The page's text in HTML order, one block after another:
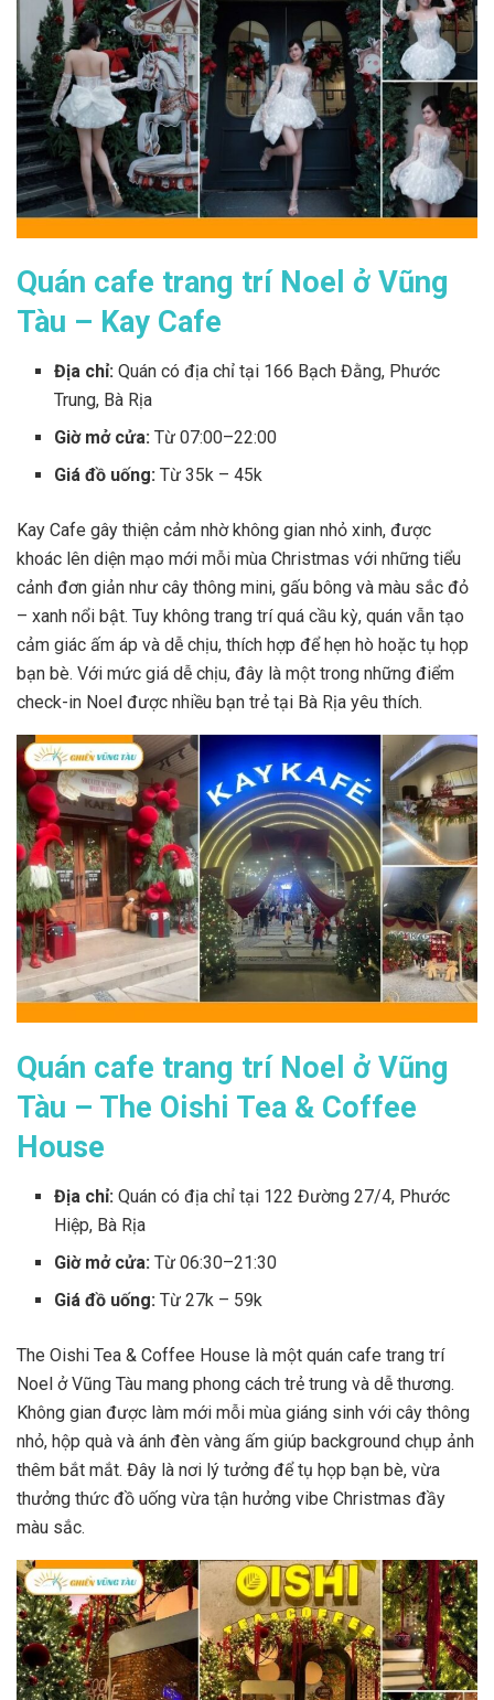
Quán cafe trang trí Noel ở Vũng
Tàu – Kay Cafe
Địa chỉ: Quán có địa chỉ tại 166 Bạch Đằng, Phước
Trung, Bà Rịa
Giờ mở cửa:Từ 07:00–22:00
Giá đồ uống:Từ 35k – 45k
Kay Cafe gây thiện cảm nhờ không gian nhỏ xinh, được
khoác lên diện mạo mới mỗi mùa Christmas với những tiểu
cảnh đơn giản như cây thông mini, gấu bông và màu sắc đỏ
– xanh nổi bật. Tuy không trang trí quá cầu kỳ, quán vẫn tạo
cảm giác ấm áp và dễ chịu, thích hợp để hẹn hò hoặc tụ họp
bạn bè. Với mức giá dễ chịu, đây là một trong những điểm
check-in Noel được nhiều bạn trẻ tại Bà Rịa yêu thích.
Quán cafe trang trí Noel ở Vũng
Tàu – The Oishi Tea & Coffee
House
Địa chỉ: Quán có địa chỉ tại 122 Đường 27/4, Phước
Hiệp, Bà Rịa
Giờ mở cửa:Từ 06:30–21:30
Giá đồ uống:Từ 27k – 59k
The Oishi Tea & Coffee House là một quán cafe trang trí
Noel ở Vũng Tàu mang phong cách trẻ trung và dễ thương.
Không gian được làm mới mỗi mùa giáng sinh với cây thông
nhỏ, hộp quà và ánh đèn vàng ấm giúp background chụp ảnh
thêm bắt mắt. Đây là nơi lý tưởng để tụ họp bạn bè, vừa
thưởng thức đồ uống vừa tận hưởng vibe Christmas đầy
màu sắc.